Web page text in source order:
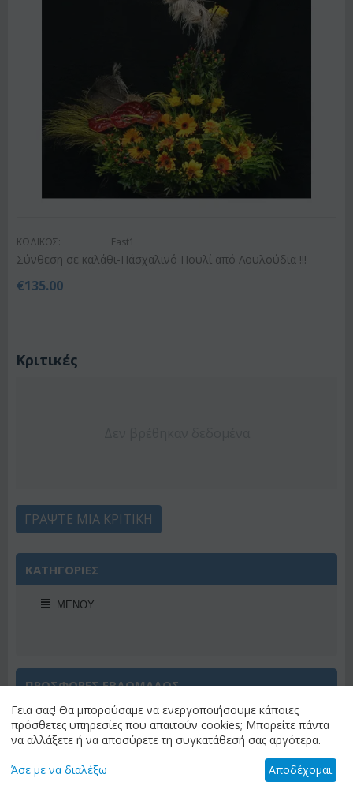
ΚΩΔΙΚΟΣ: East1
Σύνθεση σε καλάθι-Πάσχαλινό Πουλί από Λουλούδια !!!
€135.00
Κριτικές
ΓΡΆΨΤΕ ΜΙΑ ΚΡΙΤΙΚΉ
ΚΑΤΗΓΟΡΙΕΣ
ΜΕΝΟΎ
ΠΡΟΣΦΟΡΕΣ ΕΒΔΟΜΑΔΟΣ
Έκπτωση 22%
Γεια σας! Θα μπορούσαμε να ενεργοποιήσουμε κάποιες
πρόσθετες υπηρεσίες που απαιτούν cookies; Μπορείτε πάντα
να αλλάξετε ή να αποσύρετε τη συγκατάθεσή σας αργότερα.
Άσε με να διαλέξω Αποδέχομαι